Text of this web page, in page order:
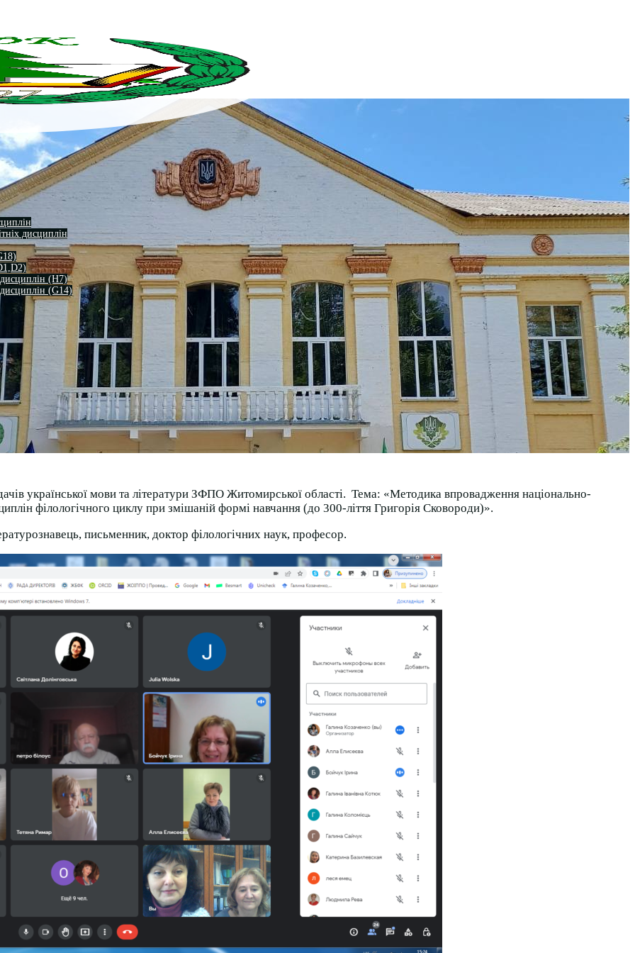
дисциплін
(H7)
(G14)
української мови та літератури ЗФПО Житомирської області. Тема: «Методика впровадження національно-
філологічного циклу при змішаній формі навчання (до 300-ліття Григорія Сковороди)».
письменник, доктор філологічних наук, професор.